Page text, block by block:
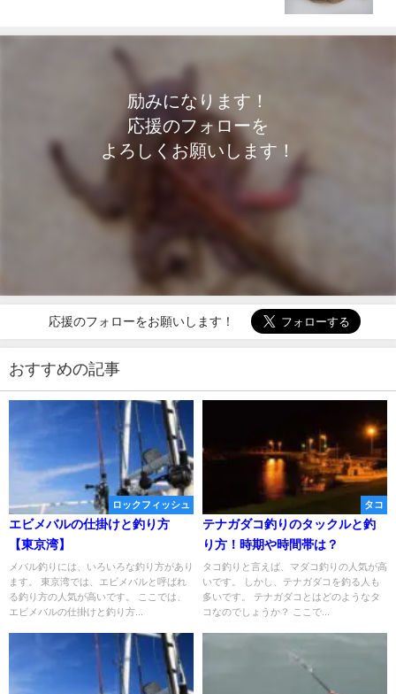
励みになります！
応援のフォローを
よろしくお願いします！
応援のフォローをお願いします！
おすすめの記事
ロックフィッシュ
エビメバルの仕掛けと釣り方
【東京湾】
メバル釣りには、いろいろな釣り方があり
ます。 東京湾では、エビメバルと呼ばれ
る釣り方の人気が高いです。 ここでは、
エビメバルの仕掛けと釣り方...
タコ
テナガダコ釣りのタックルと釣
り方！時期や時間帯は？
タコ釣りと言えば、マダコ釣りの人気が高
いです。 しかし、テナガダコを釣る人も
多いです。 テナガダコとはどのようなタ
コなのでしょうか？ ここで...